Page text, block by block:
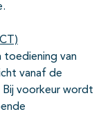
toediening van
vanaf de
Bij voorkeur wordt